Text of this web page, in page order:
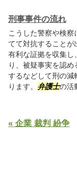
刑事事件の流れ
こうした警察や検
てて対抗することが
有利な証拠を収集し
り、被疑事実を認
するなどして刑の減
ります。 弁護士の活
« 企業 裁判 紛争